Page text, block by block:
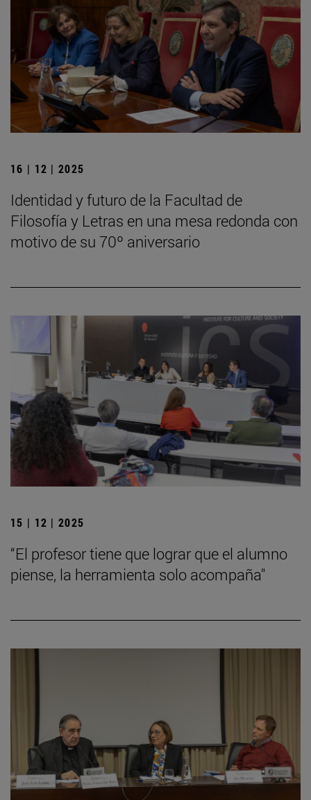
16 | 12 | 2025
Identidad y futuro de la Facultad de
Filosofía y Letras en una mesa redonda con
motivo de su 70º aniversario
15 | 12 | 2025
“El profesor tiene que lograr que el alumno
piense, la herramienta solo acompaña"